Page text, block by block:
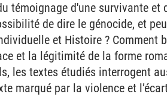
témoignage d'une survivante et
de dire le génocide, et
et Histoire ? Comment
et la légitimité de la forme
les textes étudiés interrogent
marqué par la violence et